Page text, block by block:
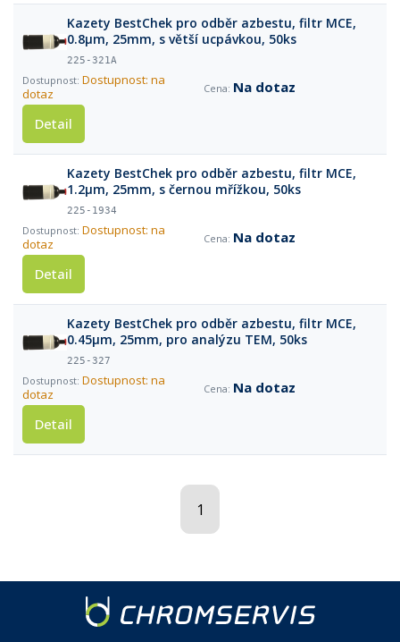
Kazety BestChek pro odběr azbestu, filtr MCE,
0.8µm, 25mm, s větší ucpávkou, 50ks
225-321A
Dostupnost: na
dotaz
Na dotaz
Detail
Kazety BestChek pro odběr azbestu, filtr MCE,
1.2µm, 25mm, s černou mřížkou, 50ks
225-1934
Dostupnost: na
dotaz
Na dotaz
Detail
Kazety BestChek pro odběr azbestu, filtr MCE,
0.45µm, 25mm, pro analýzu TEM, 50ks
225-327
Dostupnost: na
dotaz
Na dotaz
Detail
1